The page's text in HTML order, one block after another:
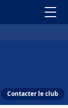
Contacter le club